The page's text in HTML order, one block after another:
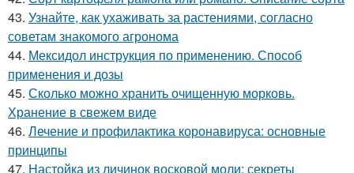
43. Узнайте, как ухаживать за растениями, согласно
советам знакомого агронома
44. Мексидол инструкция по применению. Способ
применения и дозы
45. Сколько можно хранить очищенную морковь.
Хранение в свежем виде
46. Лечение и профилактика коронавируса: основные
принципы
47. Настойка из личинок восковой моли: секреты